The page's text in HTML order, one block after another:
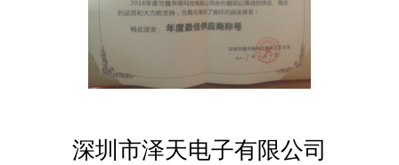
深圳市泽天电子有限公司